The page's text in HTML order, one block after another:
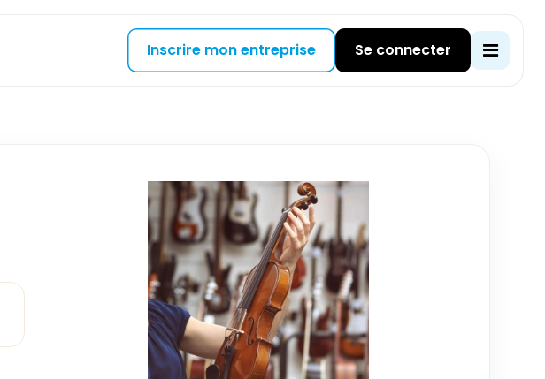
Inscrire mon entreprise Se connecter